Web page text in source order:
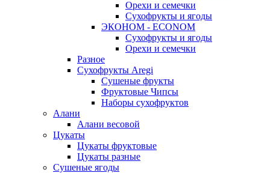
Орехи и семечки
Сухофрукты и ягоды
ЭКОНОМ - ECONOM
Сухофрукты и ягоды
Орехи и семечки
Разное
Сухофрукты Aregi
Сушеные фрукты
Фруктовые Чипсы
Наборы сухофруктов
Алани
Алани весовой
Цукаты
Цукаты фруктовые
Цукаты разные
Сушеные ягоды